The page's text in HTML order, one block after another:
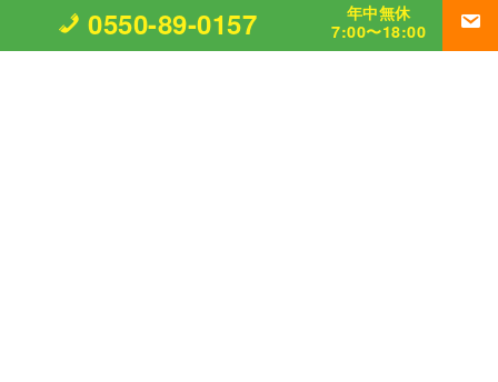
0550-89-0157
年中無休
7:00〜18:00